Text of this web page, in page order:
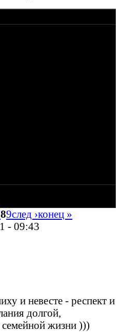
89след ›конец »
- 09:43
и невесте - респект и
долгой,
семейной жизни )))